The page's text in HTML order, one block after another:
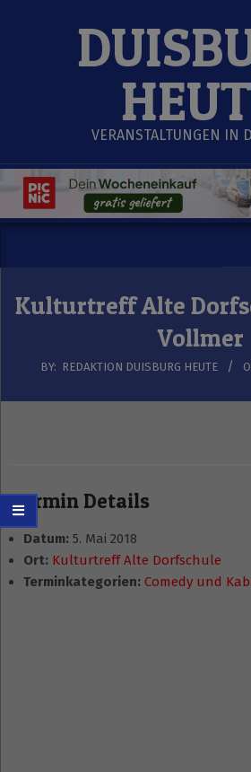
VERANSTALTUNGEN IN
Menu
Kulturtreff Alte
Vollmer
BY: REDAKTION DUISBURG HEUTE
Termin Details
Datum: 5. Mai 2018
Ort: Kulturtreff Alte Dorfschule
Terminkategorien: Comedy und